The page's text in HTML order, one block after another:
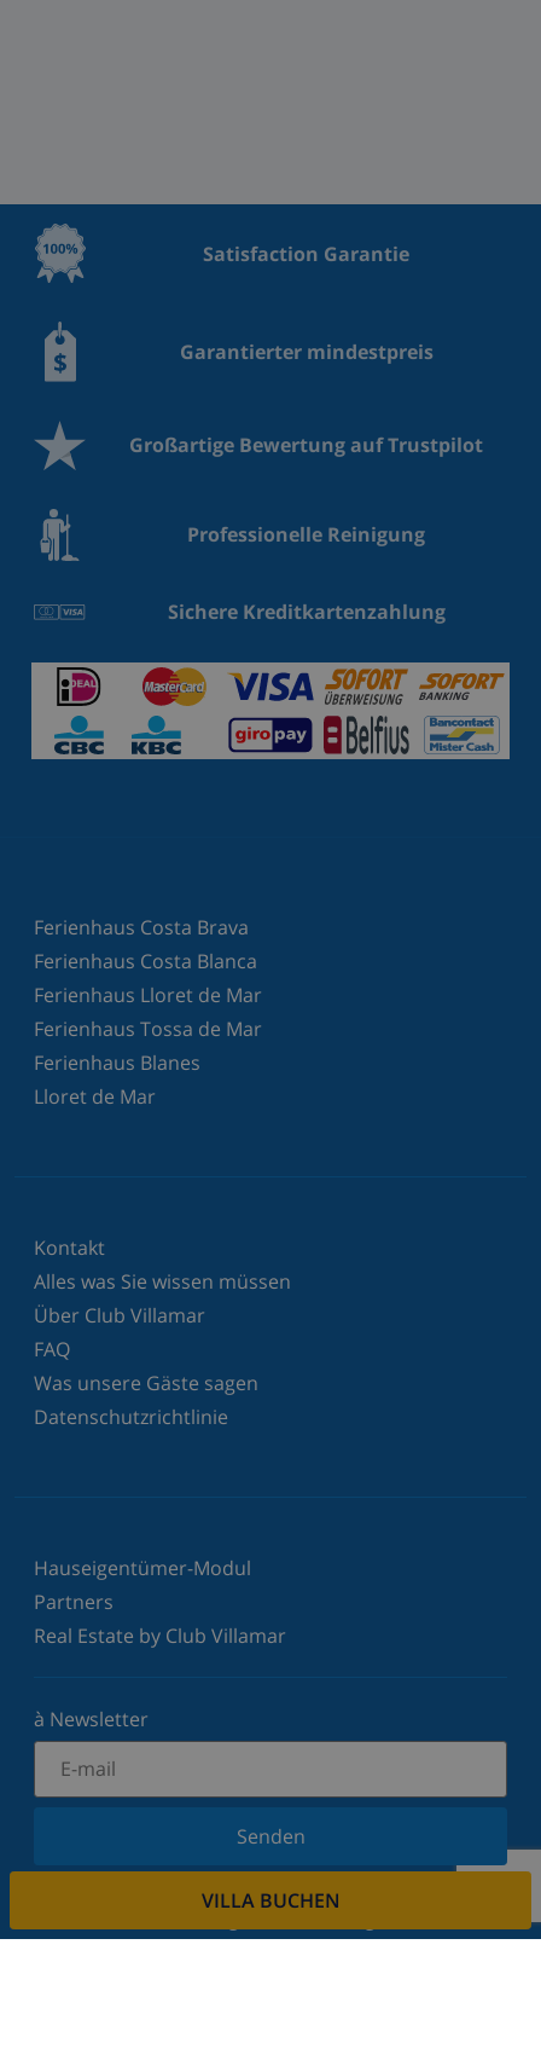
VILLA BUCHEN
Satisfaction Garantie
Garantierter mindestpreis
Großartige Bewertung auf Trustpilot
Professionelle Reinigung
Sichere Kreditkartenzahlung
Ferienhaus Costa Brava
Ferienhaus Costa Blanca
Ferienhaus Lloret de Mar
Ferienhaus Tossa de Mar
Ferienhaus Blanes
Lloret de Mar
Kontakt
Alles was Sie wissen müssen
Über Club Villamar
FAQ
Was unsere Gäste sagen
Datenschutzrichtlinie
Hauseigentümer-Modul
Partners
Real Estate by Club Villamar
à Newsletter
Senden
Melden Sie sich für unseren Newsletter an und
dem Laufenden. Wir respektieren Ihre Privatsphäre.